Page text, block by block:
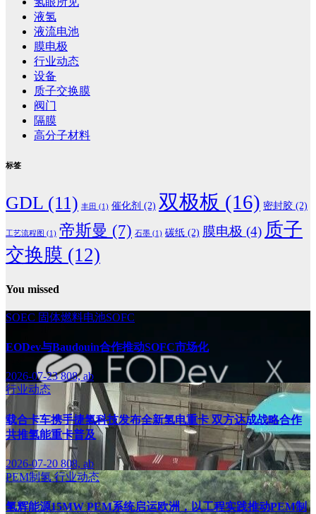
液氢
液流电池
膜电极
行业动态
设备
质子交换膜
阀门
隔膜
高分子材料
标签
GDL (11) 丰田 (1) 催化剂 (2) 双极板 (16) 密封胶 (2)
工艺流程图 (1) 帝斯曼 (7) 石墨 (1) 碳纸 (2) 膜电极 (4) 质子
交换膜 (12)
You missed
SOEC 固体燃料电池SOFC
EODev与Baudouin合作推动SOFC市场化
2026-07-23808, ab
行业动态
载合卡车携手捷氢科技发布全新氢电重卡 双方达成战略合作
共推氢能重卡普及
2026-07-20 808, ab
PEM制氢行业动态
氢辉能源15MW PEM系统启运欧洲，以工程实践推动PEM制